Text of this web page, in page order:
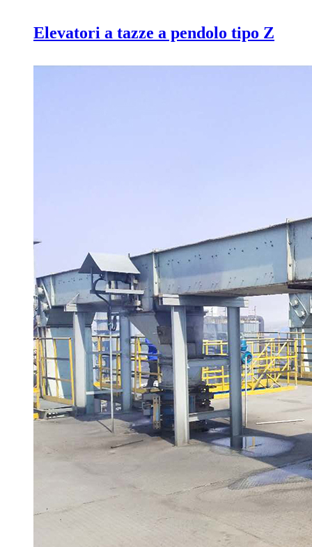
Elevatori a tazze a pendolo tipo Z